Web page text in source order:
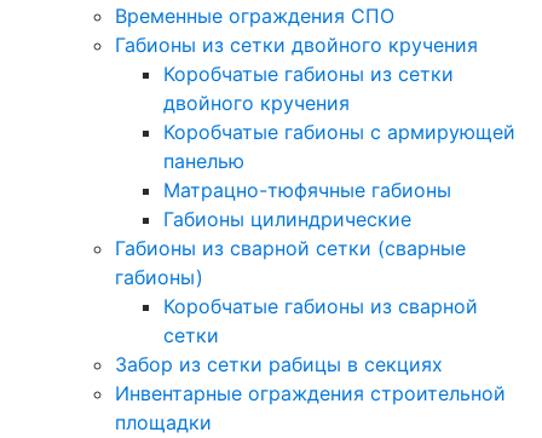
Временные ограждения СПО
Габионы из сетки двойного кручения
Коробчатые габионы из сетки
двойного кручения
Коробчатые габионы с армирующей
панелью
Матрацно-тюфячные габионы
Габионы цилиндрические
Габионы из сварной сетки (сварные
габионы)
Коробчатые габионы из сварной
сетки
Забор из сетки рабицы в секциях
Инвентарные ограждения строительной
площадки